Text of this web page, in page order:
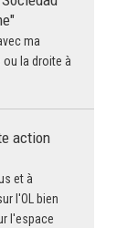
ma
ou la droite à
action
et à
l'OL bien
l'espace